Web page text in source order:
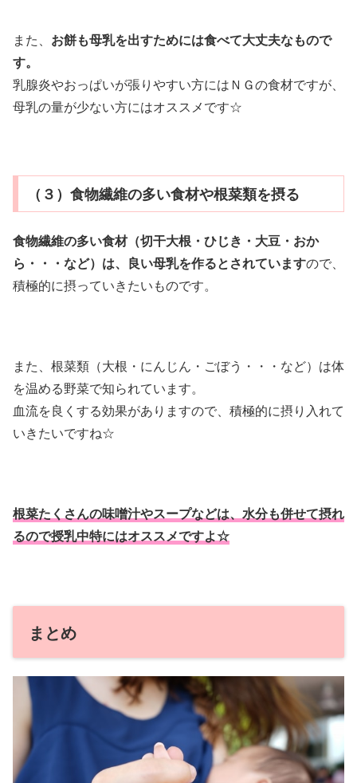
また、 お餅も母乳を出すためには食べて大丈夫なもので
す。
乳腺炎やおっぱいが張りやすい方にはＮＧの食材ですが、
母乳の量が少ない方にはオススメです☆
（３）食物繊維の多い食材や根菜類を摂る
食物繊維の多い食材（切干大根・ひじき・大豆・おか
ら・・・など）は、良い母乳を作るとされていますので、
積極的に摂っていきたいものです。
また、根菜類（大根・にんじん・ごぼう・・・など）は体
を温める野菜で知られています。
血流を良くする効果がありますので、積極的に摂り入れて
いきたいですね☆
根菜たくさんの味噌汁やスープなどは、水分も併せて摂れ
るので授乳中特にはオススメですよ☆
まとめ